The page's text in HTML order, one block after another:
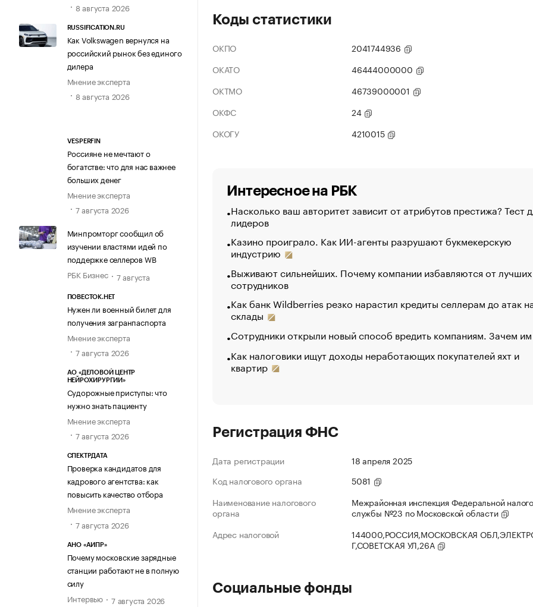
8 августа 2026
RUSSIFICATION.RU
Как Volkswagen вернулся на
российский рынок без единого
дилера
Мнение эксперта
8 августа 2026
VESPERFIN
Россияне не мечтают о
богатстве: что для нас важнее
больших денег
Мнение эксперта
7 августа 2026
Минпромторг сообщил об
изучении властями идей по
поддержке селлеров WB
РБК Бизнес
7 августа
ПОВЕСТОК.НЕТ
Нужен ли военный билет для
получения загранпаспорта
Мнение эксперта
7 августа 2026
АО «ДЕЛОВОЙ ЦЕНТР
НЕЙРОХИРУРГИИ»
Судорожные приступы: что
нужно знать пациенту
Мнение эксперта
7 августа 2026
СПЕКТРДАТА
Проверка кандидатов для
кадрового агентства: как
повысить качество отбора
Мнение эксперта
7 августа 2026
АНО «АИПР»
Почему московские зарядные
станции работают не в полную
силу
Интервью
7 августа 2026
Коды статистики
ОКПО
2041744936
ОКАТО
46444000000
ОКТМО
46739000001
ОКФС
24
ОКОГУ
4210015
Интересное на РБК
Насколько ваш авторитет зависит от атрибутов престижа? Тест
лидеров
Казино проиграло. Как ИИ-агенты разрушают букмекерскую
индустрию
Выживают сильнейших. Почему компании избавляются от лучших
сотрудников
Как банк Wildberries резко нарастил кредиты селлерам до атак
склады
Сотрудники открыли новый способ вредить компаниям. Зачем
Как налоговики ищут доходы неработающих покупателей яхт и
квартир
Регистрация ФНС
Дата регистрации
18 апреля 2025
Код налогового органа
5081
Наименование налогового
органа
Межрайонная инспекция Федеральной
службы №23 по Московской области
Адрес налоговой
144000,РОССИЯ,МОСКОВСКАЯ
Г,СОВЕТСКАЯ УЛ,26А
Социальные фонды